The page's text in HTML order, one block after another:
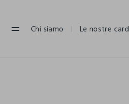
Chi siamo Le nostre card